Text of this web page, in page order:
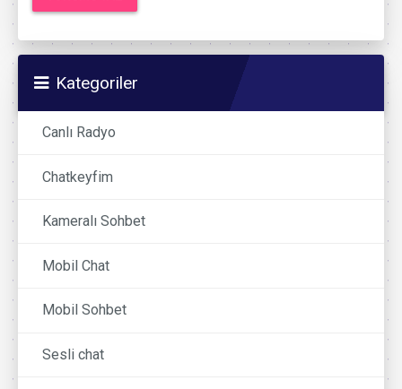
Kategoriler
Canlı Radyo
Chatkeyfim
Kameralı Sohbet
Mobil Chat
Mobil Sohbet
Sesli chat